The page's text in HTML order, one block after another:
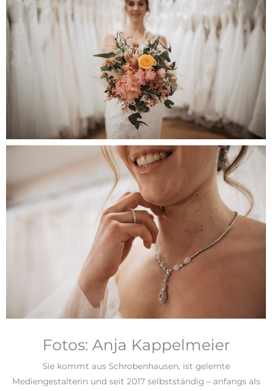
Fotos: Anja Kappelmeier
Sie kommt aus Schrobenhausen, ist gelernte
Mediengestalterin und seit 2017 selbstständig – anfangs als